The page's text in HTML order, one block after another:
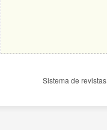
Sistema de